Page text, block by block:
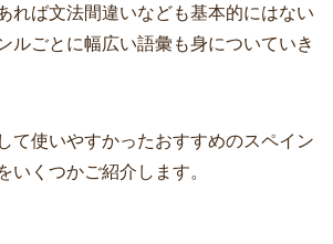
れば文法間違いなども基本的にはない
ルごとに幅広い語彙も身についていき
て使いやすかったおすすめのスペイン
いくつかご紹介します。